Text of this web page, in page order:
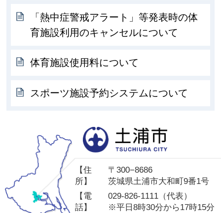
「熱中症警戒アラート」等発表時の体
育施設利用のキャンセルについて
体育施設使用料について
スポーツ施設予約システムについて
【住
所】
〒300−8686
茨城県土浦市大和町9番1号
【電
話】
029-826-1111（代表）
※平日8時30分から17時15分